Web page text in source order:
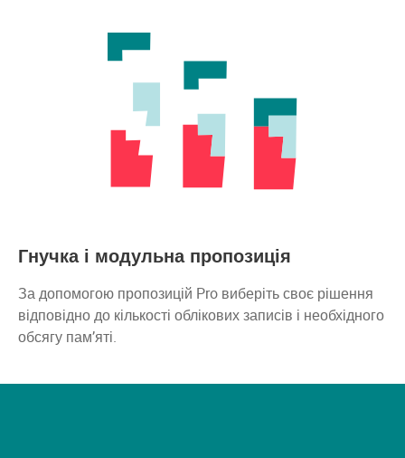
Гнучка і модульна пропозиція
За допомогою пропозицій Pro виберіть своє рішення
відповідно до кількості облікових записів і необхідного
обсягу пам’яті.